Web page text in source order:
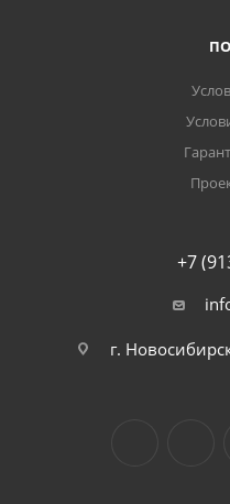
+7
г.